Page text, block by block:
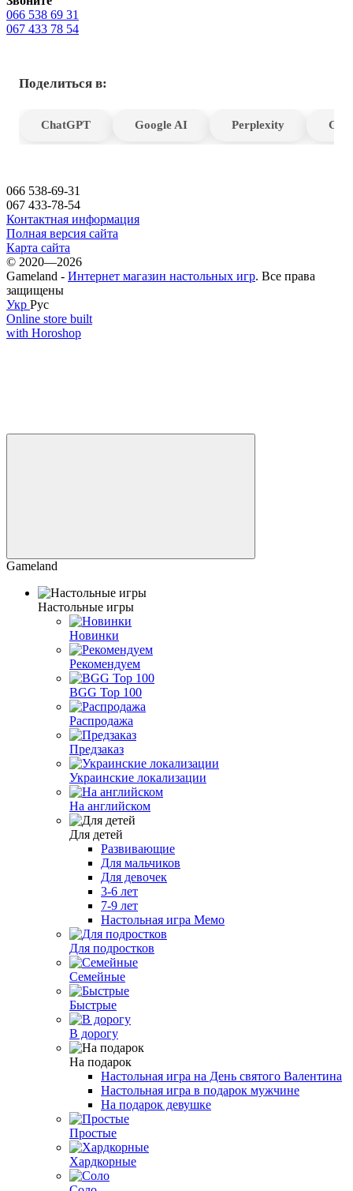
066 538 69 31
067 433 78 54
Поделиться в:
ChatGPT Google AI Perplexity
066 538-69-31
067 433-78-54
Контактная информация
Полная версия сайта
Карта сайта
© 2020—2026
Gameland - Интернет магазин настольных игр. Все права
защищены
Укр Рус
Online store built
with Horoshop
Gameland
Настольные игры
Новинки
Рекомендуем
BGG Top 100
Распродажа
Предзаказ
Украинские локализации
На английском
Для детей
Развивающие
Для мальчиков
Для девочек
3-6 лет
7-9 лет
Настольная игра Мемо
Для подростков
Семейные
Быстрые
В дорогу
На подарок
Настольная игра на День святого Валентина
Настольная игра в подарок мужчине
На подарок девушке
Простые
Хардкорные